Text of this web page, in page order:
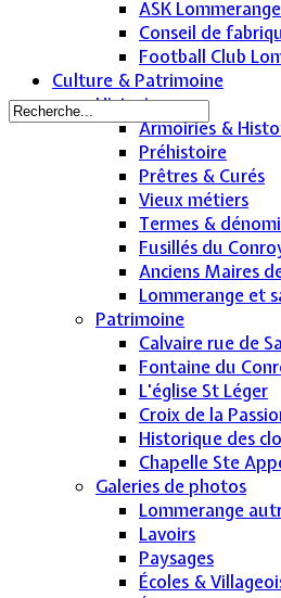
ASK Lommerange
Conseil de
Football Club
Culture & Patrimoine
Historique
Armoiries &
Préhistoire
Prêtres & Curés
Vieux métiers
Termes &
Fusillés du
Anciens Maires
Lommerange et
Patrimoine
Calvaire rue de
Fontaine du
L'église St Léger
Croix de la
Historique des
Chapelle Ste
Galeries de photos
Lommerange
Lavoirs
Paysages
Écoles &